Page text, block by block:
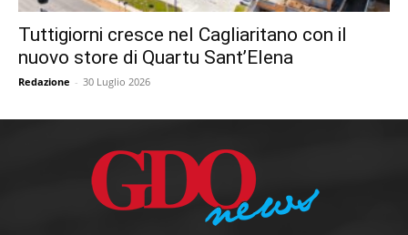
Tuttigiorni cresce nel Cagliaritano con il
nuovo store di Quartu Sant’Elena
Redazione - 30 Luglio 2026